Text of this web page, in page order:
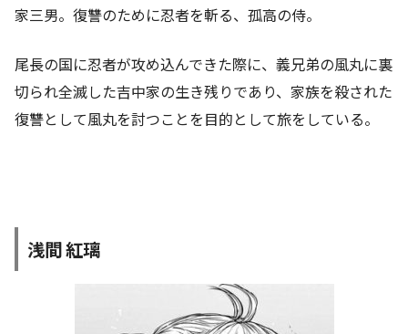
家三男。復讐のために忍者を斬る、孤高の侍。
尾長の国に忍者が攻め込んできた際に、義兄弟の風丸に裏
切られ全滅した吉中家の生き残りであり、家族を殺された
復讐として風丸を討つことを目的として旅をしている。
浅間 紅璃